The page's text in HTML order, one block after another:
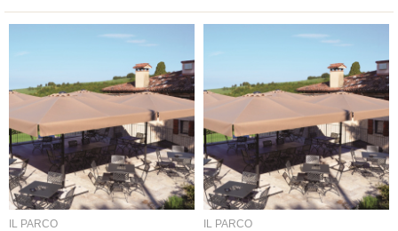
IL PARCO
IL PARCO